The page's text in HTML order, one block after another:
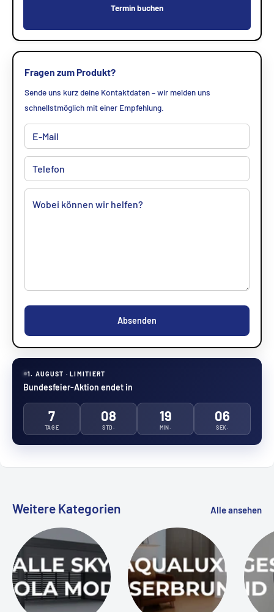
Termin buchen
Fragen zum Produkt?
Sende uns kurz deine Kontaktdaten – wir melden uns
schnellstmöglich mit einer Empfehlung.
Absenden
1. AUGUST · LIMITIERT
Bundesfeier-Aktion endet in
7
TAGE
08
STD.
19
MIN.
06
SEK.
Weitere Kategorien Alle ansehen